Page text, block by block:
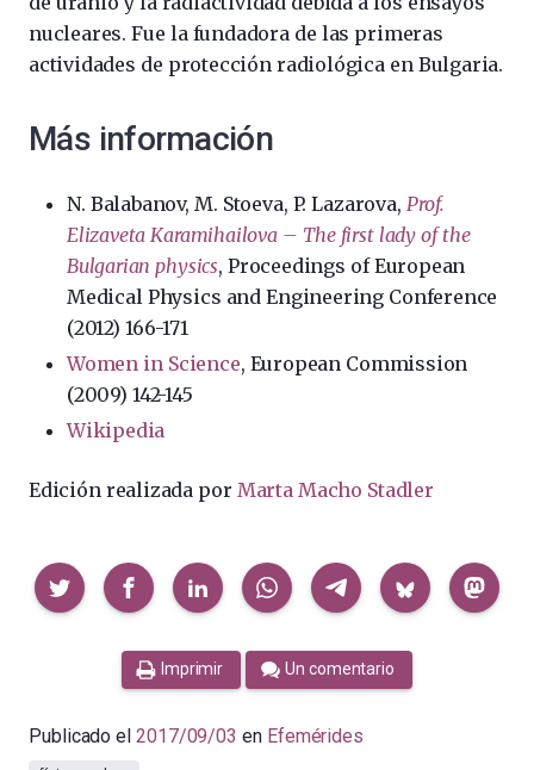
nucleares. Fue la fundadora de las primeras
actividades de protección radiológica en Bulgaria.
Más información
N. Balabanov, M. Stoeva, P. Lazarova, Prof.
Elizaveta Karamihailova – The first lady of the
Bulgarian physics, Proceedings of European
Medical Physics and Engineering Conference
(2012) 166-171
Women in Science, European Commission
(2009) 142-145
Wikipedia
Edición realizada por Marta Macho Stadler
Compartir
Imprimir Un comentario
Publicado el 2017/09/03 en Efemérides